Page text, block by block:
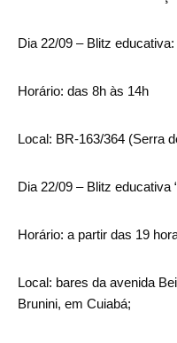
Dia 22/09 – Blitz
Horário: das 8h às 14h
Local: BR-163/364 (Serra
Dia 22/09 – Blitz educativa
Horário: a partir das 19
Local: bares da avenida
Brunini, em Cuiabá;